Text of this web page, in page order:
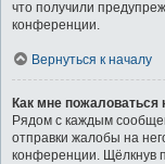
что получили
конференции.
Вернуться к началу
Как мне
Рядом с каждым
отправки жалобы на
конференции. Щёлкнув